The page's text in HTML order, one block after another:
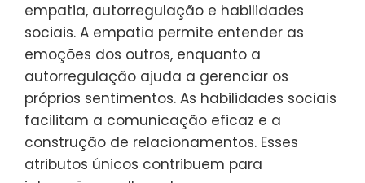
empatia, autorregulação e habilidades
sociais. A empatia permite entender as
emoções dos outros, enquanto a
autorregulação ajuda a gerenciar os
próprios sentimentos. As habilidades sociais
facilitam a comunicação eficaz e a
construção de relacionamentos. Esses
atributos únicos contribuem para